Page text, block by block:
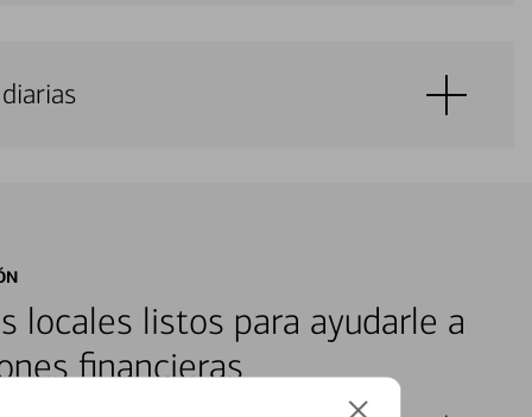
locales listos para ayudarle a
financieras